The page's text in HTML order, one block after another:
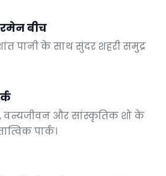
बीच
पानी के साथ सुंदर शहरी समुद्र
वन्यजीवन और सांस्कृतिक शो के
पार्क।